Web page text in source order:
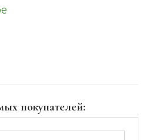
покупателей: